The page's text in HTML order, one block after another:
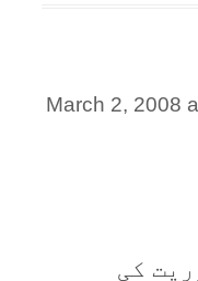
March 2, 2008
کی